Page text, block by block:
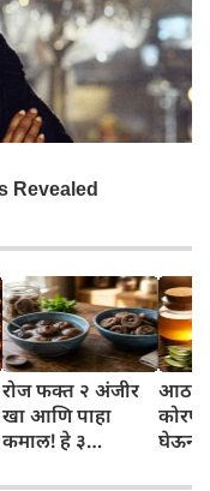
रोज फक्त २ अंजीर
खा आणि पाहा
कमाल! हे ३
घेऊन